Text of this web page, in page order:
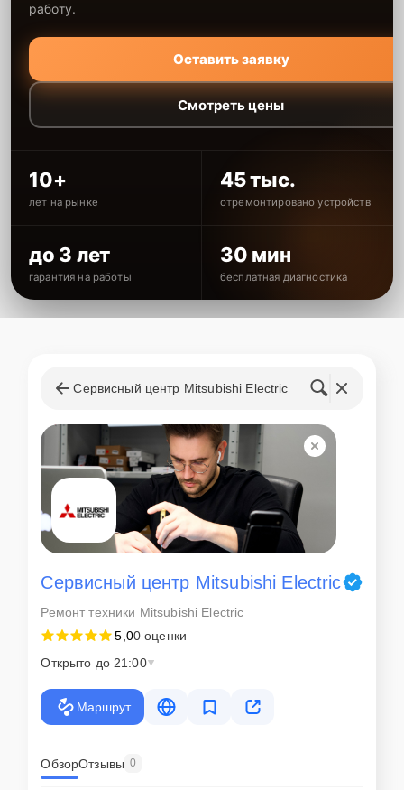
работу.
Оставить заявку
Смотреть цены
10+
лет на рынке
45 тыс.
отремонтировано устройств
до 3 лет
гарантия на работы
30 мин
бесплатная диагностика
Сервисный центр Mitsubishi Electric
Сервисный центр Mitsubishi Electric
Ремонт техники Mitsubishi Electric
5,00 оценки
Открыто до 21:00
Маршрут
ОбзорОтзывы 0